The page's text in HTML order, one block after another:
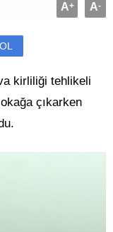
A+ A-
kirliliği tehlikeli
çıkarken